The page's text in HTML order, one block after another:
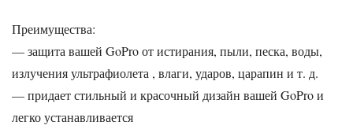
Преимущества:
— защита вашей GoPro от истирания, пыли, песка, воды,
излучения ультрафиолета , влаги, ударов, царапин и т. д.
— придает стильный и красочный дизайн вашей GoPro и
легко устанавливается